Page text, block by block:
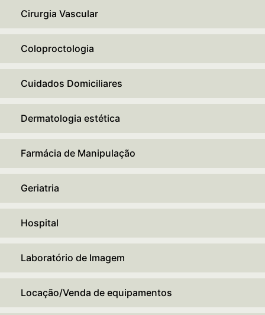
Cirurgia Vascular
Coloproctologia
Cuidados Domiciliares
Dermatologia estética
Farmácia de Manipulação
Geriatria
Hospital
Laboratório de Imagem
Locação/Venda de equipamentos